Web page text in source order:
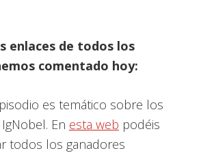
enlaces de todos los
comentado hoy:
es temático sobre los
En esta web podéis
todos los ganadores